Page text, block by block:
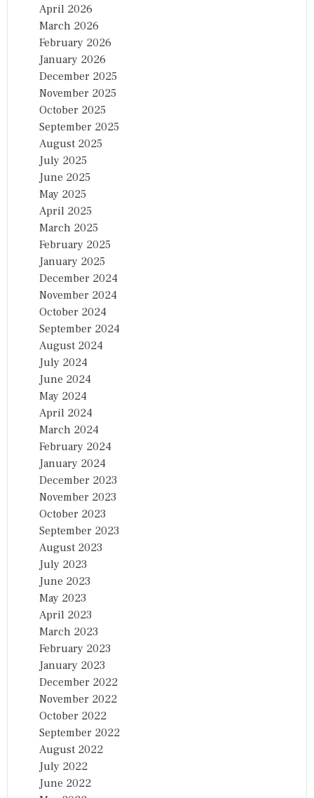
April 2026
March 2026
February 2026
January 2026
December 2025
November 2025
October 2025
September 2025
August 2025
July 2025
June 2025
May 2025
April 2025
March 2025
February 2025
January 2025
December 2024
November 2024
October 2024
September 2024
August 2024
July 2024
June 2024
May 2024
April 2024
March 2024
February 2024
January 2024
December 2023
November 2023
October 2023
September 2023
August 2023
July 2023
June 2023
May 2023
April 2023
March 2023
February 2023
January 2023
December 2022
November 2022
October 2022
September 2022
August 2022
July 2022
June 2022